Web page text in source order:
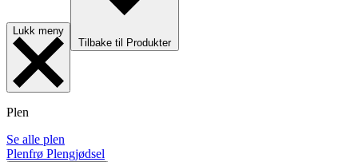
Lukk meny
Tilbake til Produkter
Plen
Se alle plen
Plenfrø Plengjødsel